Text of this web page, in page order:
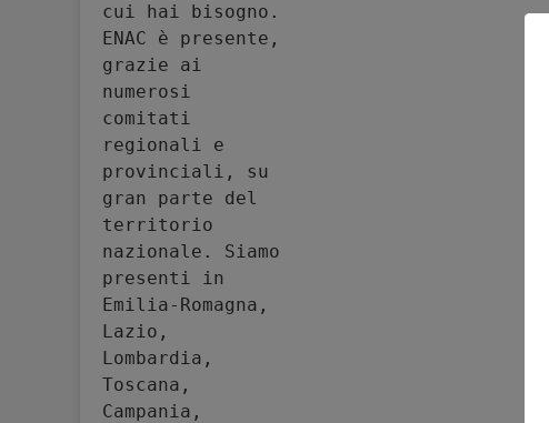
cui hai bisogno.
ENAC è presente,
grazie ai
numerosi
comitati
regionali e
provinciali, su
gran parte del
territorio
nazionale. Siamo
presenti in
Emilia-Romagna,
Lazio,
Lombardia,
Toscana,
Campania,